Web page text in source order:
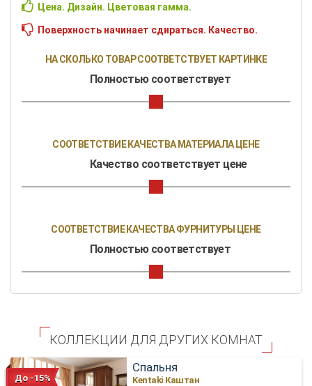
Цена. Дизайн. Цветовая гамма.
Поверхность начинает сдираться. Качество.
НА СКОЛЬКО ТОВАР СООТВЕТСТВУЕТ КАРТИНКЕ
Полностью соответствует
СООТВЕТСТВИЕ КАЧЕСТВА МАТЕРИАЛА ЦЕНЕ
Качество соответствует цене
СООТВЕТСТВИЕ КАЧЕСТВА ФУРНИТУРЫ ЦЕНЕ
Полностью соответствует
КОЛЛЕКЦИИ ДЛЯ ДРУГИХ КОМНАТ
До -15%
Спальня
Kentaki Каштан